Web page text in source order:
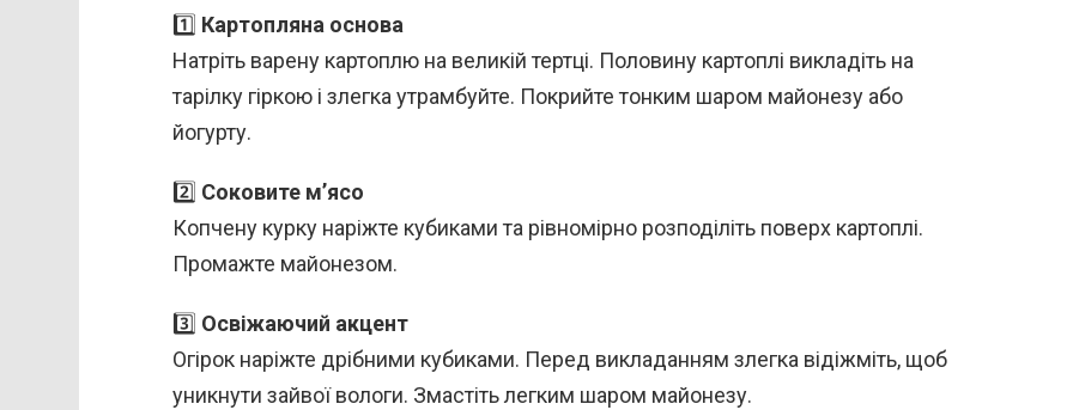
1️⃣ Картопляна основа
Натріть варену картоплю на великій тертці. Половину картоплі викладіть на
тарілку гіркою і злегка утрамбуйте. Покрийте тонким шаром майонезу або
йогурту.
2️⃣ Соковите м’ясо
Копчену курку наріжте кубиками та рівномірно розподіліть поверх картоплі.
Промажте майонезом.
3️⃣ Освіжаючий акцент
Огірок наріжте дрібними кубиками. Перед викладанням злегка відіжміть, щоб
уникнути зайвої вологи. Змастіть легким шаром майонезу.